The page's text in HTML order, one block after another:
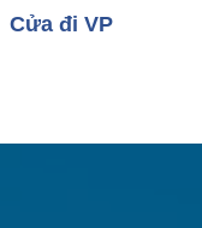
Cửa đi VP